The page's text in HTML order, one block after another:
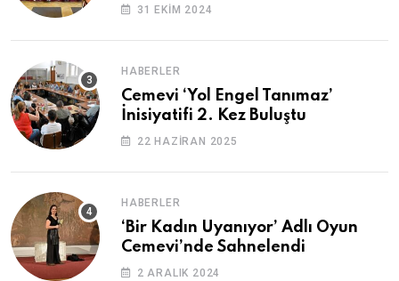
31 EKIM 2024
HABERLER
Cemevi ‘Yol Engel Tanımaz’
İnisiyatifi 2. Kez Buluştu
22 HAZIRAN 2025
HABERLER
‘Bir Kadın Uyanıyor’ Adlı Oyun
Cemevi’nde Sahnelendi
2 ARALIK 2024